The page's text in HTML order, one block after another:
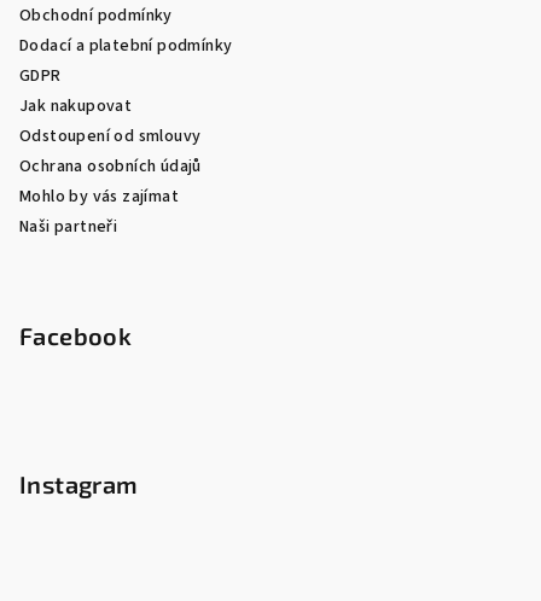
Obchodní podmínky
Dodací a platební podmínky
GDPR
Jak nakupovat
Odstoupení od smlouvy
Ochrana osobních údajů
Mohlo by vás zajímat
Naši partneři
Facebook
Instagram